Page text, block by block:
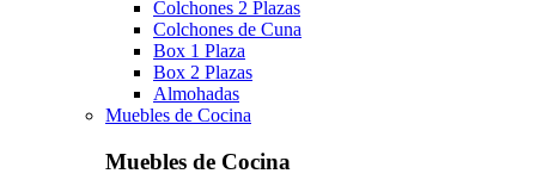
Colchones 2 Plazas
Colchones de Cuna
Box 1 Plaza
Box 2 Plazas
Almohadas
Muebles de Cocina
Muebles de Cocina